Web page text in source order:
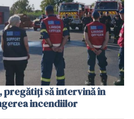
să intervină în
incendiilor